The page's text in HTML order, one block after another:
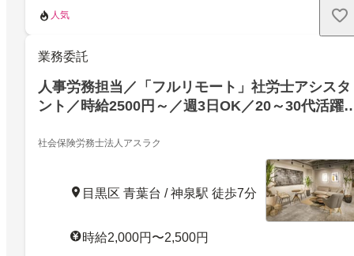
人気
業務委託
人事労務担当／「フルリモート」社労士アシスタ
ント／時給2500円～／週3日OK／20～30代活躍
社会保険労務士法人アスラク
目黒区 青葉台 / 神泉駅 徒歩7分
時給2,000円〜2,500円